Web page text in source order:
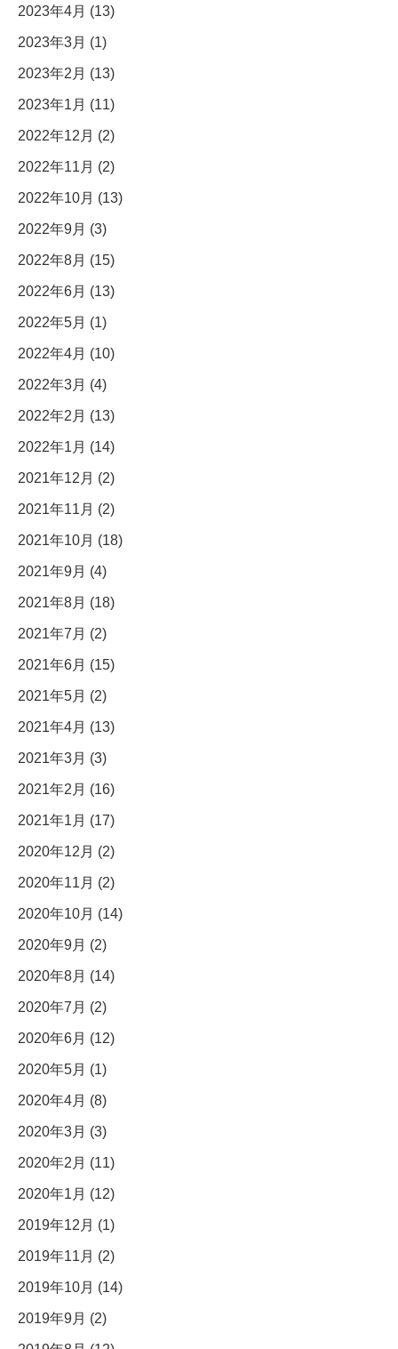
2023年4月 (13)
2023年3月 (1)
2023年2月 (13)
2023年1月 (11)
2022年12月 (2)
2022年11月 (2)
2022年10月 (13)
2022年9月 (3)
2022年8月 (15)
2022年6月 (13)
2022年5月 (1)
2022年4月 (10)
2022年3月 (4)
2022年2月 (13)
2022年1月 (14)
2021年12月 (2)
2021年11月 (2)
2021年10月 (18)
2021年9月 (4)
2021年8月 (18)
2021年7月 (2)
2021年6月 (15)
2021年5月 (2)
2021年4月 (13)
2021年3月 (3)
2021年2月 (16)
2021年1月 (17)
2020年12月 (2)
2020年11月 (2)
2020年10月 (14)
2020年9月 (2)
2020年8月 (14)
2020年7月 (2)
2020年6月 (12)
2020年5月 (1)
2020年4月 (8)
2020年3月 (3)
2020年2月 (11)
2020年1月 (12)
2019年12月 (1)
2019年11月 (2)
2019年10月 (14)
2019年9月 (2)